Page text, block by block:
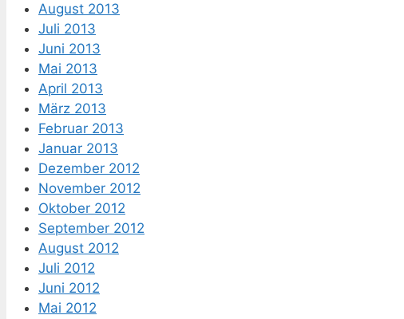
August 2013
Juli 2013
Juni 2013
Mai 2013
April 2013
März 2013
Februar 2013
Januar 2013
Dezember 2012
November 2012
Oktober 2012
September 2012
August 2012
Juli 2012
Juni 2012
Mai 2012